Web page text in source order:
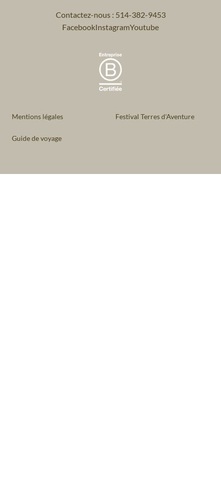
Contactez-nous : 514-382-9453
FacebookInstagramYoutube
Mentions légales Festival Terres d'Aventure
Guide de voyage